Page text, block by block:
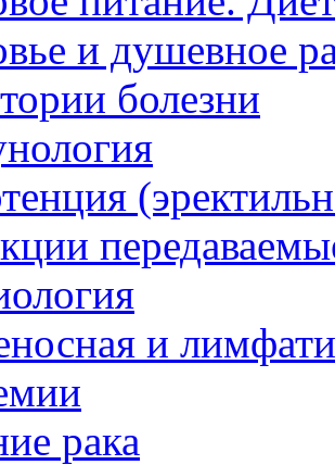
и душевное
болезни
и
рака